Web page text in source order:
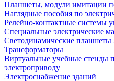
Планшеты, модули имитации
Наглядные пособия по
Релейно-контактные системы
Специальные электрические
Светодинамические
Трансформаторы
Виртуальные учебные стенды
электроприводу
Электроснабжение зданий